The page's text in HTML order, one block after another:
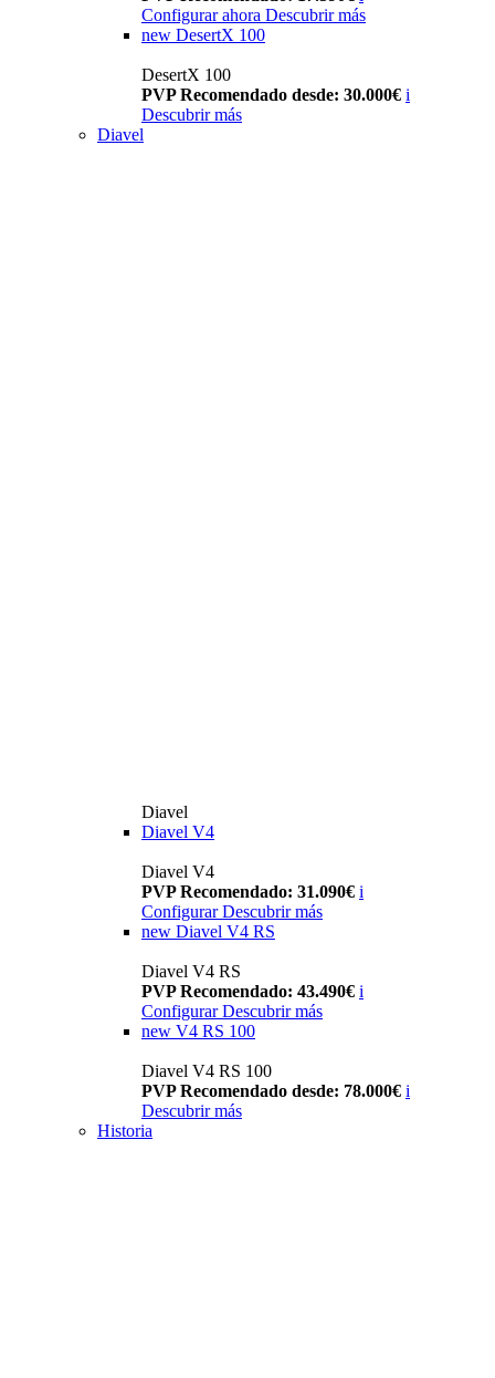
Configurar ahora Descubrir más
new DesertX 100
DesertX 100
PVP Recomendado desde: 30.000€ i
Descubrir más
Diavel
Diavel
Diavel V4
Diavel V4
PVP Recomendado: 31.090€ i
Configurar Descubrir más
new Diavel V4 RS
Diavel V4 RS
PVP Recomendado: 43.490€ i
Configurar Descubrir más
new V4 RS 100
Diavel V4 RS 100
PVP Recomendado desde: 78.000€ i
Descubrir más
Historia